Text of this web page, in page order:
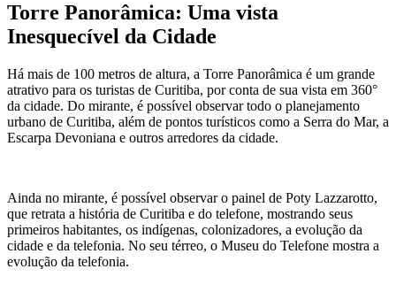
Torre Panorâmica: Uma vista
Inesquecível da Cidade
Há mais de 100 metros de altura, a Torre Panorâmica é um grande
atrativo para os turistas de Curitiba, por conta de sua vista em 360°
da cidade. Do mirante, é possível observar todo o planejamento
urbano de Curitiba, além de pontos turísticos como a Serra do Mar, a
Escarpa Devoniana e outros arredores da cidade.
Ainda no mirante, é possível observar o painel de Poty Lazzarotto,
que retrata a história de Curitiba e do telefone, mostrando seus
primeiros habitantes, os indígenas, colonizadores, a evolução da
cidade e da telefonia. No seu térreo, o Museu do Telefone mostra a
evolução da telefonia.